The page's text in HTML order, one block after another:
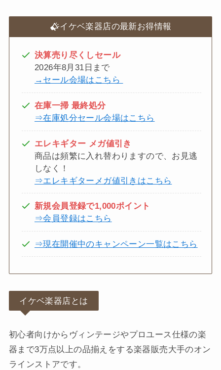
イケベ楽器店の最新お得情報
決算売り尽くしセール
2026年8月31日まで
→セール会場はこちら
在庫一掃 最終処分
⇒在庫処分セール会場はこちら
エレキギター メガ値引き
商品は頻繁に入れ替わりますので、お見逃
しなく！
⇒エレキギターメガ値引きはこちら
新規会員登録で1,000ポイント
⇒会員登録はこちら
⇒現在開催中のキャンペーン一覧はこちら
イケベ楽器店とは
初心者向けからヴィンテージやプロユース仕様の楽
器まで3万点以上の品揃えをする楽器販売大手のオン
ラインストアです。